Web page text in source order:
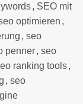
, SEO mit
optimieren ,
, seo
penner, seo
ranking tools,
, seo